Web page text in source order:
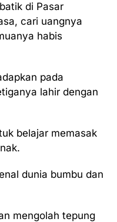
di Pasar
cari uangnya
habis
pada
lahir dengan
belajar memasak
dunia bumbu dan
mengolah tepung